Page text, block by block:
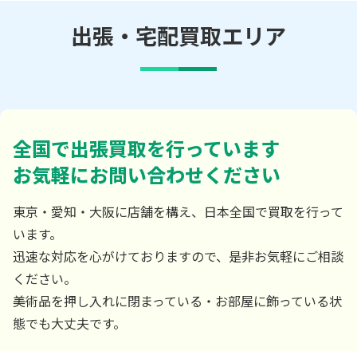
出張・宅配買取エリア
全国で出張買取を行っています
お気軽にお問い合わせください
東京・愛知・大阪に店舗を構え、日本全国で買取を行って
います。
迅速な対応を心がけておりますので、是非お気軽にご相談
ください。
美術品を押し入れに閉まっている・お部屋に飾っている状
態でも大丈夫です。